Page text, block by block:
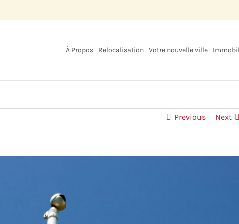
À Propos Relocalisation Votre nouvelle ville
Previous Next